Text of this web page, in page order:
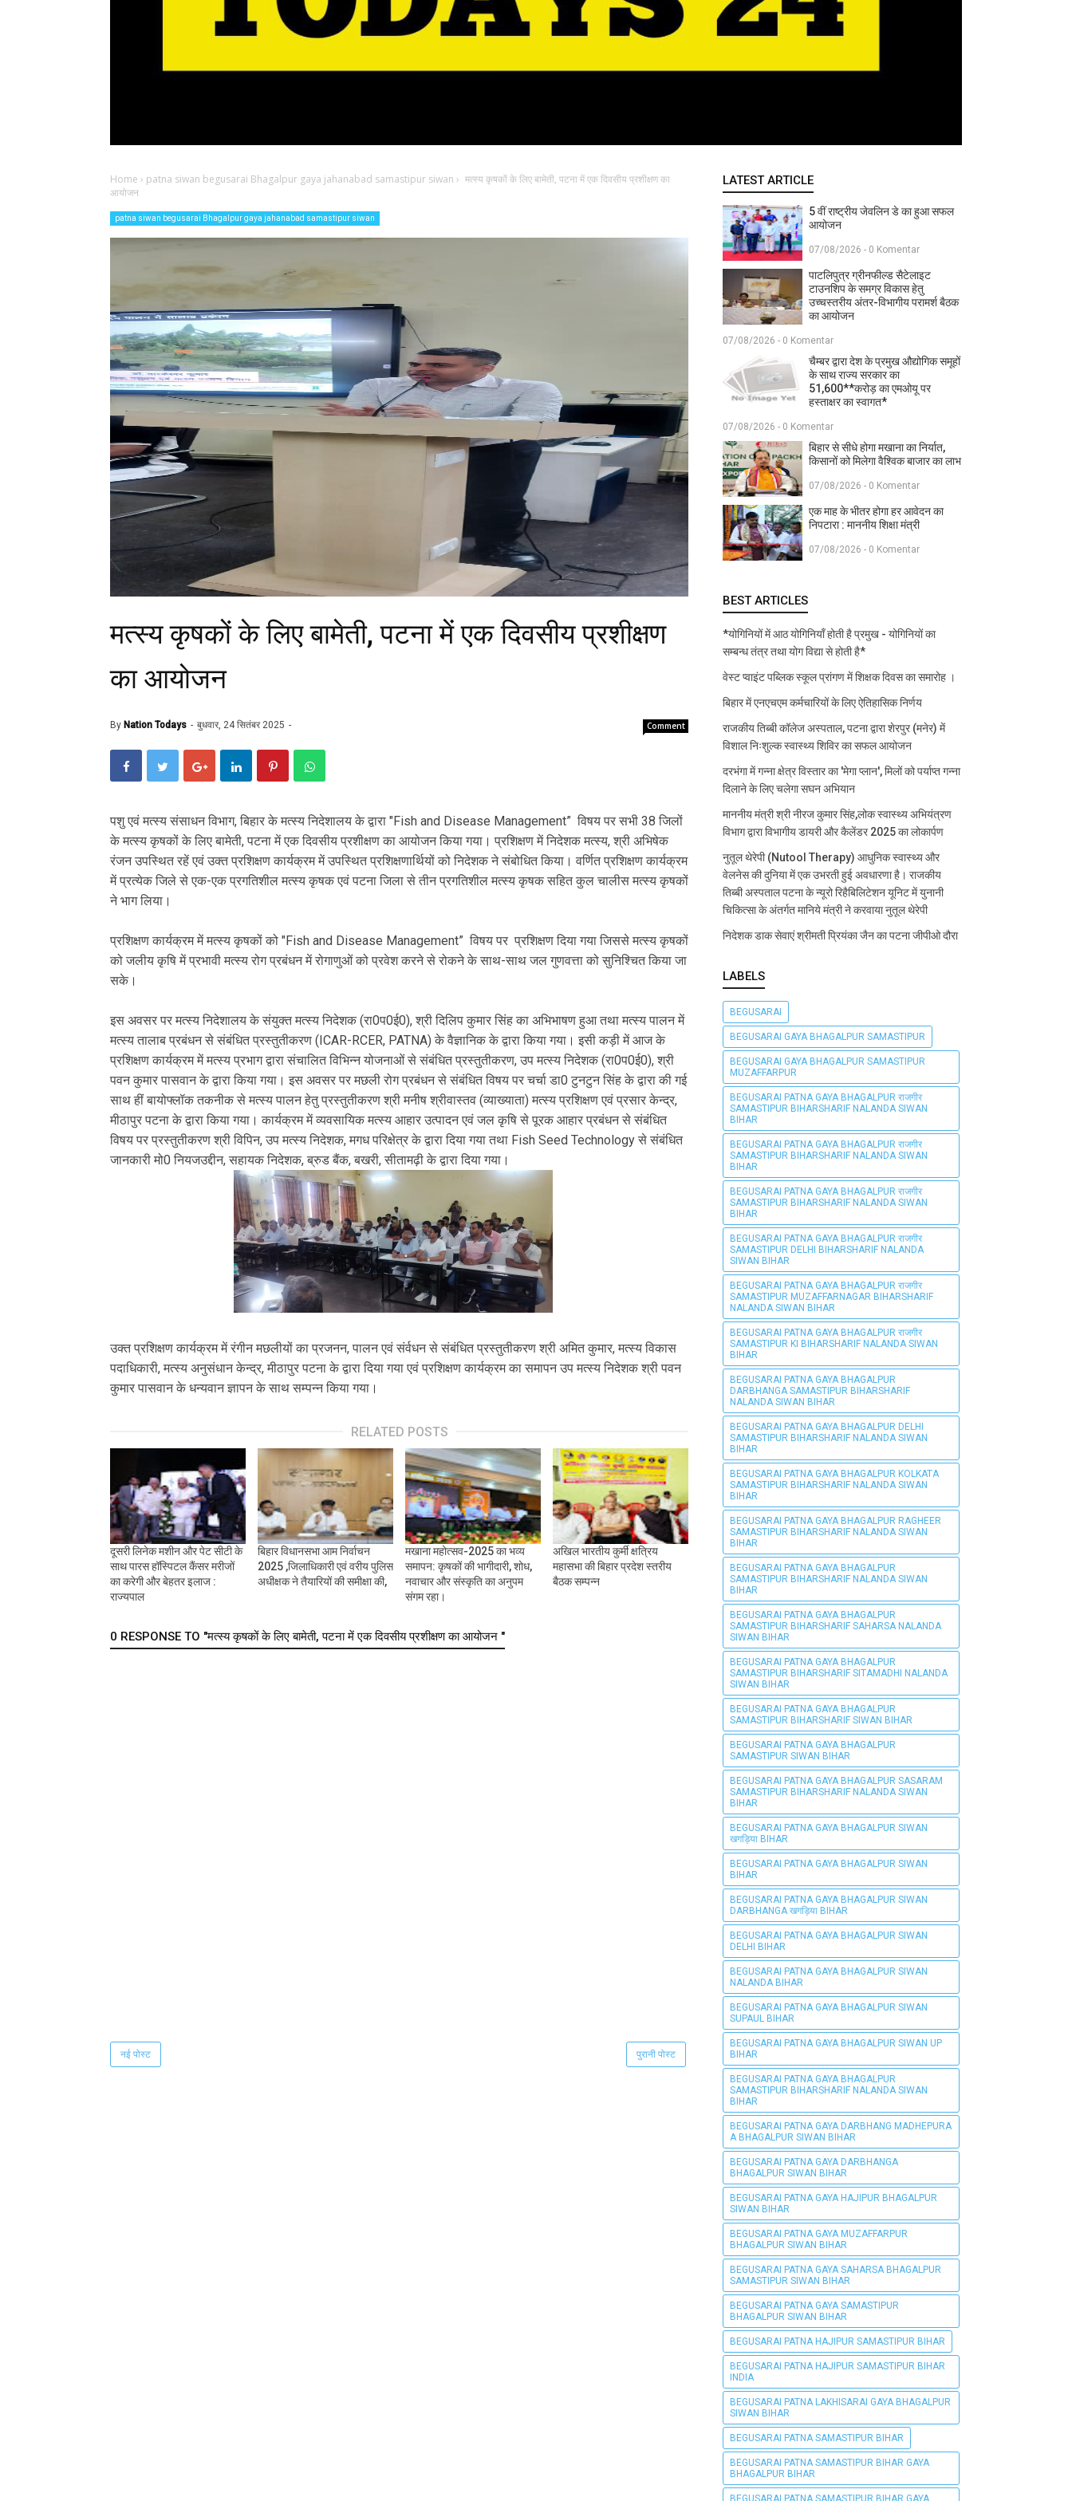
Home › patna siwan begusarai Bhagalpur gaya jahanabad samastipur siwan › मत्स्य कृषकों के लिए बामेती, पटना में एक दिवसीय प्रशीक्षण का
आयोजन
patna siwan begusarai Bhagalpur gaya jahanabad samastipur siwan
मत्स्य कृषकों के लिए बामेती, पटना में एक दिवसीय प्रशीक्षण
का आयोजन
By Nation Todays बुधवार, 24 सितंबर 2025 Comment
पशु एवं मत्स्य संसाधन विभाग, बिहार के मत्स्य निदेशालय के द्वारा "Fish and Disease Management” विषय पर सभी 38 जिलों
के मत्स्य कृषकों के लिए बामेती, पटना में एक दिवसीय प्रशीक्षण का आयोजन किया गया। प्रशिक्षण में निदेशक मत्स्य, श्री अभिषेक
रंजन उपस्थित रहें एवं उक्त प्रशिक्षण कार्यक्रम में उपस्थित प्रशिक्षणार्थियों को निदेशक ने संबोधित किया। वर्णित प्रशिक्षण कार्यक्रम
में प्रत्येक जिले से एक-एक प्रगतिशील मत्स्य कृषक एवं पटना जिला से तीन प्रगतिशील मत्स्य कृषक सहित कुल चालीस मत्स्य कृषकों
ने भाग लिया।
प्रशिक्षण कार्यक्रम में मत्स्य कृषकों को "Fish and Disease Management” विषय पर प्रशिक्षण दिया गया जिससे मत्स्य कृषकों
को जलीय कृषि में प्रभावी मत्स्य रोग प्रबंधन में रोगाणुओं को प्रवेश करने से रोकने के साथ-साथ जल गुणवत्ता को सुनिश्चित किया जा
सके।
इस अवसर पर मत्स्य निदेशालय के संयुक्त मत्स्य निदेशक (रा0प0ई0), श्री दिलिप कुमार सिंह का अभिभाषण हुआ तथा मत्स्य पालन में
मत्स्य तालाब प्रबंधन से संबंधित प्रस्तुतीकरण (ICAR-RCER, PATNA) के वैज्ञानिक के द्वारा किया गया। इसी कड़ी में आज के
प्रशिक्षण कार्यक्रम में मत्स्य प्रभाग द्वारा संचालित विभिन्न योजनाओं से संबंधित प्रस्तुतीकरण, उप मत्स्य निदेशक (रा0प0ई0), श्री
पवन कुमार पासवान के द्वारा किया गया। इस अवसर पर मछली रोग प्रबंधन से संबंधित विषय पर चर्चा डा0 टुनटुन सिंह के द्वारा की गई
साथ हीं बायोफ्लॉक तकनीक से मत्स्य पालन हेतु प्रस्तुतीकरण श्री मनीष श्रीवास्तव (व्याख्याता) मत्स्य प्रशिक्षण एवं प्रसार केन्द्र,
मीठापुर पटना के द्वारा किया गया। कार्यक्रम में व्यवसायिक मत्स्य आहार उत्पादन एवं जल कृषि से पूरक आहार प्रबंधन से संबंधित
विषय पर प्रस्तुतीकरण श्री विपिन, उप मत्स्य निदेशक, मगध परिक्षेत्र के द्वारा दिया गया तथा Fish Seed Technology से संबंधित
जानकारी मो0 नियजउद्दीन, सहायक निदेशक, ब्रुड बैंक, बखरी, सीतामढ़ी के द्वारा दिया गया।
उक्त प्रशिक्षण कार्यक्रम में रंगीन मछलीयों का प्रजनन, पालन एवं संर्वधन से संबंधित प्रस्तुतीकरण श्री अमित कुमार, मत्स्य विकास
पदाधिकारी, मत्स्य अनुसंधान केन्द्र, मीठापुर पटना के द्वारा दिया गया एवं प्रशिक्षण कार्यक्रम का समापन उप मत्स्य निदेशक श्री पवन
कुमार पासवान के धन्यवान ज्ञापन के साथ सम्पन्न किया गया।
RELATED POSTS
दूसरी लिनेक मशीन और पेट सीटी के
साथ पारस हॉस्पिटल कैंसर मरीजों
का करेगी और बेहतर इलाज :
राज्यपाल
बिहार विधानसभा आम निर्वाचन
2025 ,जिलाधिकारी एवं वरीय पुलिस
अधीक्षक ने तैयारियों की समीक्षा की,
मखाना महोत्सव-2025 का भव्य
समापन: कृषकों की भागीदारी, शोध,
नवाचार और संस्कृति का अनुपम
संगम रहा।
अखिल भारतीय कुर्मी क्षत्रिय
महासभा की बिहार प्रदेश स्तरीय
बैठक सम्पन्न
0 RESPONSE TO "मत्स्य कृषकों के लिए बामेती, पटना में एक दिवसीय प्रशीक्षण का आयोजन "
नई पोस्ट पुरानी पोस्ट
LATEST ARTICLE
5 वीं राष्ट्रीय जेवलिन डे का हुआ सफल
आयोजन
07/08/2026 - 0 Komentar
पाटलिपुत्र ग्रीनफील्ड सैटेलाइट
टाउनशिप के समग्र विकास हेतु
उच्चस्तरीय अंतर-विभागीय परामर्श बैठक
का आयोजन
07/08/2026 - 0 Komentar
चैम्बर द्वारा देश के प्रमुख औद्योगिक समूहों
के साथ राज्य सरकार का
51,600**करोड़ का एमओयू पर
हस्ताक्षर का स्वागत*
07/08/2026 - 0 Komentar
बिहार से सीधे होगा मखाना का निर्यात,
किसानों को मिलेगा वैश्विक बाजार का लाभ
07/08/2026 - 0 Komentar
एक माह के भीतर होगा हर आवेदन का
निपटारा : माननीय शिक्षा मंत्री
07/08/2026 - 0 Komentar
BEST ARTICLES
*योगिनियों में आठ योगिनियाँ होती है प्रमुख - योगिनियों का
सम्बन्ध तंत्र तथा योग विद्या से होती है*
वेस्ट प्वाइंट पब्लिक स्कूल प्रांगण में शिक्षक दिवस का समारोह ।
बिहार में एनएचएम कर्मचारियों के लिए ऐतिहासिक निर्णय
राजकीय तिब्बी कॉलेज अस्पताल, पटना द्वारा शेरपुर (मनेर) में
विशाल निःशुल्क स्वास्थ्य शिविर का सफल आयोजन
दरभंगा में गन्ना क्षेत्र विस्तार का 'मेगा प्लान', मिलों को पर्याप्त गन्ना
दिलाने के लिए चलेगा सघन अभियान
माननीय मंत्री श्री नीरज कुमार सिंह,लोक स्वास्थ्य अभियंत्रण
विभाग द्वारा विभागीय डायरी और कैलेंडर 2025 का लोकार्पण
नुतूल थेरेपी (Nutool Therapy) आधुनिक स्वास्थ्य और
वेलनेस की दुनिया में एक उभरती हुई अवधारणा है। राजकीय
तिब्बी अस्पताल पटना के न्यूरो रिहैबिलिटेशन यूनिट में युनानी
चिकित्सा के अंतर्गत मानिये मंत्री ने करवाया नुतूल थेरेपी
निदेशक डाक सेवाएं श्रीमती प्रियंका जैन का पटना जीपीओ दौरा
LABELS
BEGUSARAI
BEGUSARAI GAYA BHAGALPUR SAMASTIPUR
BEGUSARAI GAYA BHAGALPUR SAMASTIPUR
MUZAFFARPUR
BEGUSARAI PATNA GAYA BHAGALPUR राजगीर
SAMASTIPUR BIHARSHARIF NALANDA SIWAN
BIHAR
BEGUSARAI PATNA GAYA BHAGALPUR राजगीर
SAMASTIPUR BIHARSHARIF NALANDA SIWAN
BIHAR
BEGUSARAI PATNA GAYA BHAGALPUR राजगीर
SAMASTIPUR BIHARSHARIF NALANDA SIWAN
BIHAR
BEGUSARAI PATNA GAYA BHAGALPUR राजगीर
SAMASTIPUR DELHI BIHARSHARIF NALANDA
SIWAN BIHAR
BEGUSARAI PATNA GAYA BHAGALPUR राजगीर
SAMASTIPUR MUZAFFARNAGAR BIHARSHARIF
NALANDA SIWAN BIHAR
BEGUSARAI PATNA GAYA BHAGALPUR राजगीर
SAMASTIPUR KI BIHARSHARIF NALANDA SIWAN
BIHAR
BEGUSARAI PATNA GAYA BHAGALPUR
DARBHANGA SAMASTIPUR BIHARSHARIF
NALANDA SIWAN BIHAR
BEGUSARAI PATNA GAYA BHAGALPUR DELHI
SAMASTIPUR BIHARSHARIF NALANDA SIWAN
BIHAR
BEGUSARAI PATNA GAYA BHAGALPUR KOLKATA
SAMASTIPUR BIHARSHARIF NALANDA SIWAN
BIHAR
BEGUSARAI PATNA GAYA BHAGALPUR RAGHEER
SAMASTIPUR BIHARSHARIF NALANDA SIWAN
BIHAR
BEGUSARAI PATNA GAYA BHAGALPUR
SAMASTIPUR BIHARSHARIF NALANDA SIWAN
BIHAR
BEGUSARAI PATNA GAYA BHAGALPUR
SAMASTIPUR BIHARSHARIF SAHARSA NALANDA
SIWAN BIHAR
BEGUSARAI PATNA GAYA BHAGALPUR
SAMASTIPUR BIHARSHARIF SITAMADHI NALANDA
SIWAN BIHAR
BEGUSARAI PATNA GAYA BHAGALPUR
SAMASTIPUR BIHARSHARIF SIWAN BIHAR
BEGUSARAI PATNA GAYA BHAGALPUR
SAMASTIPUR SIWAN BIHAR
BEGUSARAI PATNA GAYA BHAGALPUR SASARAM
SAMASTIPUR BIHARSHARIF NALANDA SIWAN
BIHAR
BEGUSARAI PATNA GAYA BHAGALPUR SIWAN
खगड़िया BIHAR
BEGUSARAI PATNA GAYA BHAGALPUR SIWAN
BIHAR
BEGUSARAI PATNA GAYA BHAGALPUR SIWAN
DARBHANGA खगड़िया BIHAR
BEGUSARAI PATNA GAYA BHAGALPUR SIWAN
DELHI BIHAR
BEGUSARAI PATNA GAYA BHAGALPUR SIWAN
NALANDA BIHAR
BEGUSARAI PATNA GAYA BHAGALPUR SIWAN
SUPAUL BIHAR
BEGUSARAI PATNA GAYA BHAGALPUR SIWAN UP
BIHAR
BEGUSARAI PATNA GAYA BHAGALPUR
SAMASTIPUR BIHARSHARIF NALANDA SIWAN
BIHAR
BEGUSARAI PATNA GAYA DARBHANG MADHEPURA
A BHAGALPUR SIWAN BIHAR
BEGUSARAI PATNA GAYA DARBHANGA
BHAGALPUR SIWAN BIHAR
BEGUSARAI PATNA GAYA HAJIPUR BHAGALPUR
SIWAN BIHAR
BEGUSARAI PATNA GAYA MUZAFFARPUR
BHAGALPUR SIWAN BIHAR
BEGUSARAI PATNA GAYA SAHARSA BHAGALPUR
SAMASTIPUR SIWAN BIHAR
BEGUSARAI PATNA GAYA SAMASTIPUR
BHAGALPUR SIWAN BIHAR
BEGUSARAI PATNA HAJIPUR SAMASTIPUR BIHAR
BEGUSARAI PATNA HAJIPUR SAMASTIPUR BIHAR
INDIA
BEGUSARAI PATNA LAKHISARAI GAYA BHAGALPUR
SIWAN BIHAR
BEGUSARAI PATNA SAMASTIPUR BIHAR
BEGUSARAI PATNA SAMASTIPUR BIHAR GAYA
BHAGALPUR BIHAR
BEGUSARAI PATNA SAMASTIPUR BIHAR GAYA